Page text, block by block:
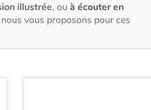
illustrée, ou à écouter en
vous proposons pour ces